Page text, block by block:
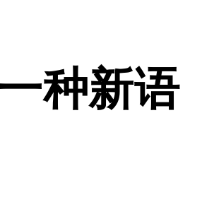
种新语